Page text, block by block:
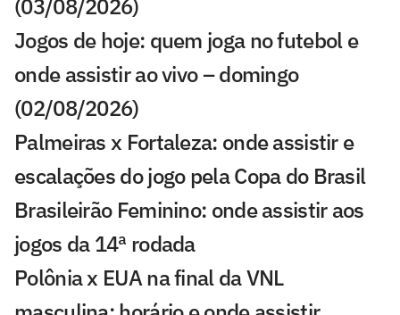
(03/08/2026)
Jogos de hoje: quem joga no futebol e
onde assistir ao vivo – domingo
(02/08/2026)
Palmeiras x Fortaleza: onde assistir e
escalações do jogo pela Copa do Brasil
Brasileirão Feminino: onde assistir aos
jogos da 14ª rodada
Polônia x EUA na final da VNL